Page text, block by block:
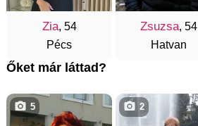
Zia, 54
Pécs
Zsuzsa, 54
Hatvan
Őket már láttad?
5 2